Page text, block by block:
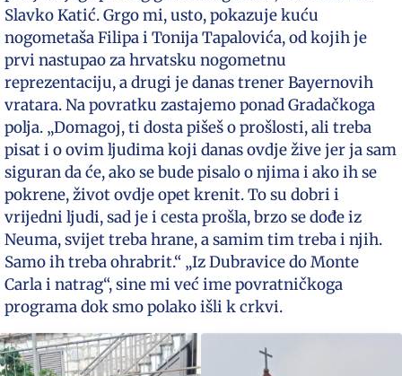
Slavko Katić. Grgo mi, usto, pokazuje kuću
nogometaša Filipa i Tonija Tapalovića, od kojih je
prvi nastupao za hrvatsku nogometnu
reprezentaciju, a drugi je danas trener Bayernovih
vratara. Na povratku zastajemo ponad Gradačkoga
polja. „Domagoj, ti dosta pišeš o prošlosti, ali treba
pisat i o ovim ljudima koji danas ovdje žive jer ja sam
siguran da će, ako se bude pisalo o njima i ako ih se
pokrene, život ovdje opet krenit. To su dobri i
vrijedni ljudi, sad je i cesta prošla, brzo se dođe iz
Neuma, svijet treba hrane, a samim tim treba i njih.
Samo ih treba ohrabrit.“ „Iz Dubravice do Monte
Carla i natrag“, sine mi već ime povratničkoga
programa dok smo polako išli k crkvi.